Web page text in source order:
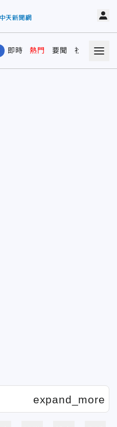
即時 熱門 要聞 社會 娛樂